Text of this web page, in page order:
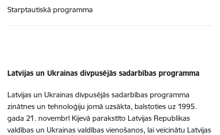
Starptautiskā programma
Latvijas un Ukrainas divpusējās sadarbības programma
Latvijas un Ukrainas divpusējās sadarbības programma
zinātnes un tehnoloģiju jomā uzsākta, balstoties uz 1995.
gada 21. novembrī Kijevā parakstīto Latvijas Republikas
valdības un Ukrainas valdības vienošanos, lai veicinātu Latvijas